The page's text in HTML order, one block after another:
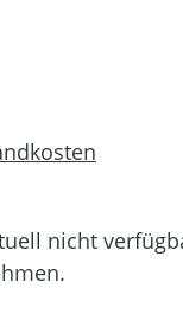
nicht